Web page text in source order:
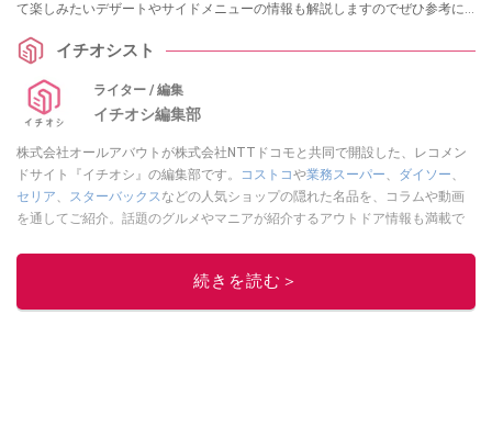
て楽しみたいデザートやサイドメニューの情報も解説しますのでぜひ参考に
イチオシスト
ライター / 編集
イチオシ編集部
株式会社オールアバウトが株式会社NTTドコモと共同で開設した、レコメン
ドサイト『イチオシ』の編集部です。
コストコや業務スーパー、 ダイソー、
セリア、 スターバックスなどの人気ショップの隠れた名品を、コラムや動画
を通してご紹介。話題のグルメやマニアが紹介するアウトドア情報も満載で
レビューしています。毎日トレンド情報をお届けしているので、ぜひ
してください！続きを読む＞